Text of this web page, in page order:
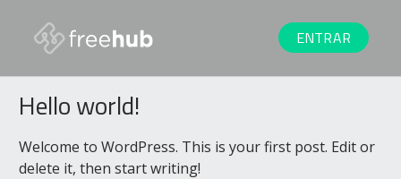
ENTRAR
Hello world!
Welcome to WordPress. This is your first post. Edit or
delete it, then start writing!